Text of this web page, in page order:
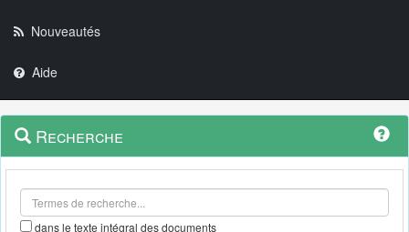
Nouveautés
Aide
Navigation
outils
Menu
contextuel
Recherche
dans le texte intégral des documents